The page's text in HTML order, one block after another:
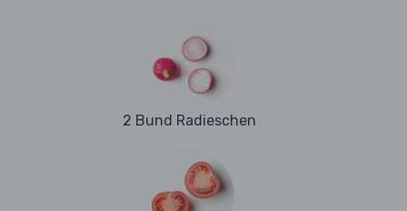
2 Bund Radieschen